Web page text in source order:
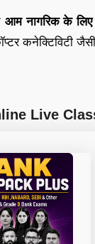
आम नागरिक के लिए
कनेक्टिविटी
Live